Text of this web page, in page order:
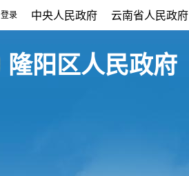
登录 中央人民政府 云南省人民政府
隆阳区人民政府